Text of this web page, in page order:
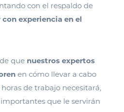
con el respaldo de
con experiencia en el
que nuestros expertos
en cómo llevar a cabo
de trabajo necesitará,
que le servirán